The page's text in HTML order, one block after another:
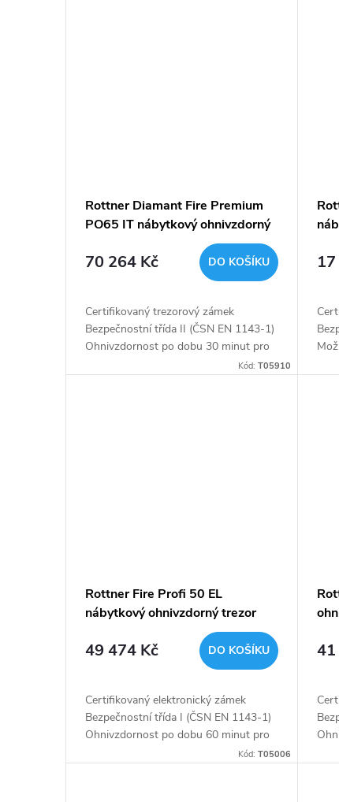
Rottner Diamant Fire Premium
PO65 IT nábytkový ohnivzdorný
70 264 Kč DO KOŠÍKU
Certifikovaný trezorový zámek
Bezpečnostní třída II (ČSN EN 1143-1)
Ohnivzdornost po dobu 30 minut pro
papír Vnitřní schránka a polička uvnitř
Kód:T05910
Rottner Fire Profi 50 EL
nábytkový ohnivzdorný trezor
49 474 Kč DO KOŠÍKU
Certifikovaný elektronický zámek
Bezpečnostní třída I (ČSN EN 1143-1)
Ohnivzdornost po dobu 60 minut pro
papír Napájení 1 x 9V baterií (neníKód:T05006